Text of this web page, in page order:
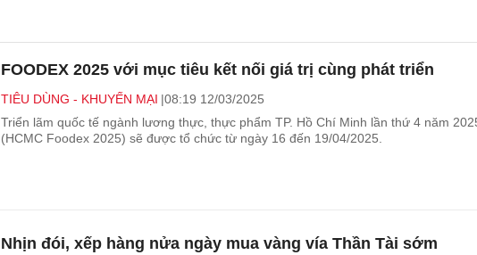
FOODEX 2025 với mục tiêu kết nối giá trị cùng phát triển
TIÊU DÙNG - KHUYẾN MẠI 08:19 12/03/2025
Triển lãm quốc tế ngành lương thực, thực phẩm TP. Hồ Chí Minh lần thứ 4 năm
(HCMC Foodex 2025) sẽ được tổ chức từ ngày 16 đến 19/04/2025.
Nhịn đói, xếp hàng nửa ngày mua vàng vía Thần Tài sớm